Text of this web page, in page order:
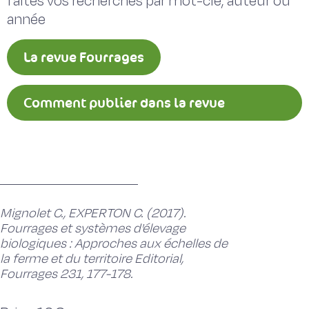
année
La revue Fourrages
Comment publier dans la revue
Mignolet C., EXPERTON C. (2017).
Fourrages et systèmes d'élevage
biologiques : Approches aux échelles de
la ferme et du territoire Editorial,
Fourrages 231, 177-178.